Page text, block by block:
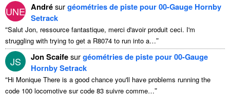
UNE Andrésurgéométries de piste pour 00-Gauge Hornby
Setrack
“Salut Jon, ressource fantastique, merci d'avoir produit ceci. I'm
struggling with trying to get a R8074 to run into a…”
JS Jon Scaifesurgéométries de piste pour 00-Gauge
Hornby Setrack
“Hi Monique There is a good chance you'll have problems running the
code 100 locomotive sur code 83 suivre comme…”